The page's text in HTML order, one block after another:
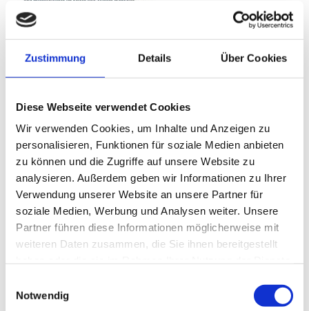
Zustimmung Details Über Cookies
Diese Webseite verwendet Cookies
Wir verwenden Cookies, um Inhalte und Anzeigen zu
personalisieren, Funktionen für soziale Medien anbieten
zu können und die Zugriffe auf unsere Website zu
analysieren. Außerdem geben wir Informationen zu Ihrer
Verwendung unserer Website an unsere Partner für
soziale Medien, Werbung und Analysen weiter. Unsere
Partner führen diese Informationen möglicherweise mit
weiteren Daten zusammen, die Sie ihnen bereitgestellt
Notwendig
Krieg und Psychiatrie. Lebensbedingungen und
Sterblichkeit in österreichischen Heil- und Pflegean...
Anbieter: Lern- und Gedenkort Schloss Hartheim
Während des Zweiten Weltkrieges wurden in Heil- und
Pflegeanstalten unzählige PatientInnen von medizinischem
gewaltsam ihr Leben oder starben an den Nachwirkungen.
Aber was bedeuteten diese fundamentalen Zäsuren eigentlich für